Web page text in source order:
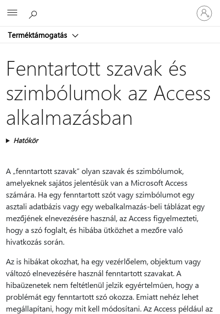
Terméktámogatás
be
a
Fenntartott szavak és
szimbólumok az Access
alkalmazásban
Hatókör
A „fenntartott szavak” olyan szavak és szimbólumok,
amelyeknek sajátos jelentésük van a Microsoft Access
számára. Ha egy fenntartott szót vagy szimbólumot egy
asztali adatbázis vagy egy webalkalmazás-beli táblázat egy
mezőjének elnevezésére használ, az Access figyelmezteti,
hogy a szó foglalt, és hibába ütközhet a mezőre való
hivatkozás során.
Az is hibákat okozhat, ha egy vezérlőelem, objektum vagy
változó elnevezésére használ fenntartott szavakat. A
hibaüzenetek nem feltétlenül jelzik egyértelműen, hogy a
problémát egy fenntartott szó okozza. Emiatt nehéz lehet
megállapítani, hogy mit kell módosítani. Az Access például az